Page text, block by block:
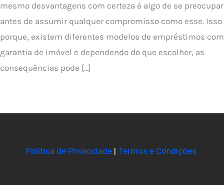
mesmo desvantagens com certeza é algo de se preocupar
antes de assumir qualquer compromisso como esse. Isso
porque, existem diferentes modelos de empréstimos com
garantia de imóvel e dependendo do que escolher, as
consequências pode […]
Política de Privacidade| Termos e Condições